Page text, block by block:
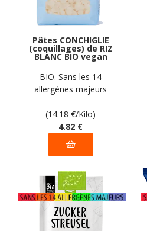
Pâtes CONCHIGLIE
(coquillages) de RIZ
BLANC BIO vegan
sans allergènes
Pasta Gustosa : 340
grammes
BIO. Sans les 14
allergènes majeurs
(14.18 €/Kilo)
4.82 €